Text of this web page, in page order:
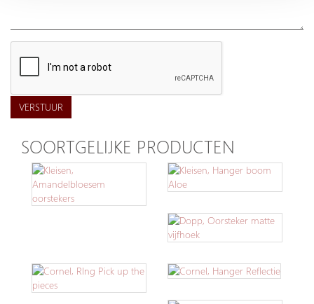
VERSTUUR
SOORTGELIJKE PRODUCTEN